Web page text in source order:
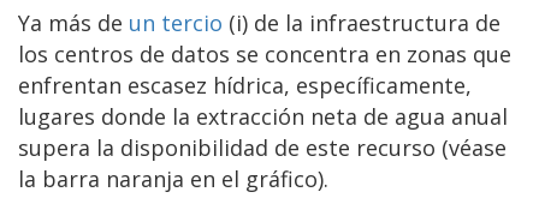
Ya más de un tercio (i) de la infraestructura de
los centros de datos se concentra en zonas que
enfrentan escasez hídrica, específicamente,
lugares donde la extracción neta de agua anual
supera la disponibilidad de este recurso (véase
la barra naranja en el gráfico).